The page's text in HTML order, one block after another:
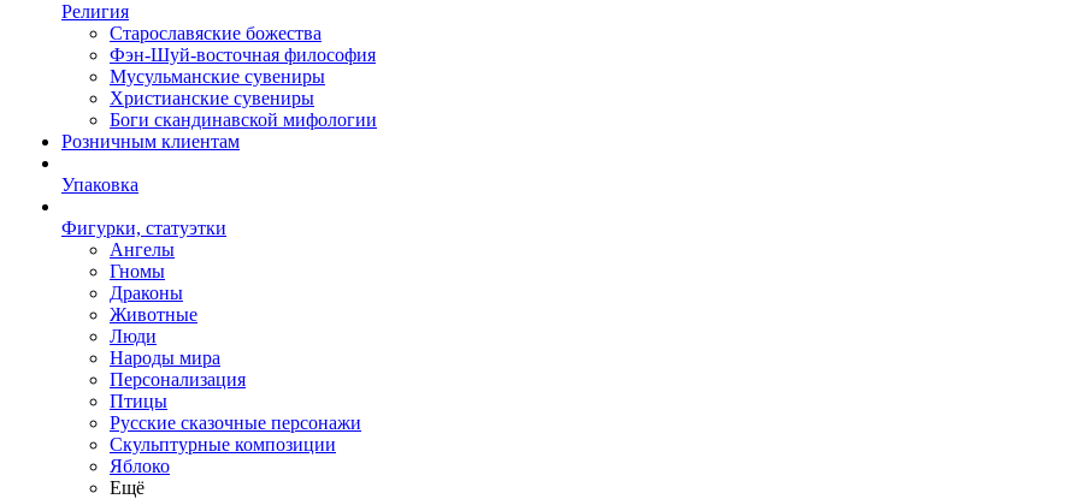
Религия
Старославяские божества
Фэн-Шуй-восточная философия
Мусульманские сувениры
Христианские сувениры
Боги скандинавской мифологии
Розничным клиентам
Упаковка
Фигурки, статуэтки
Ангелы
Гномы
Драконы
Животные
Люди
Народы мира
Персонализация
Птицы
Русские сказочные персонажи
Скульптурные композиции
Яблоко
Ещё